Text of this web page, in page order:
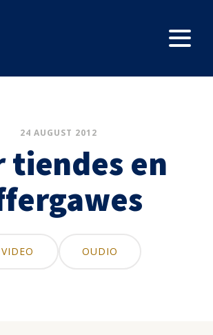
24 AUGUST 2012
tiendes en
VIDEO OUDIO